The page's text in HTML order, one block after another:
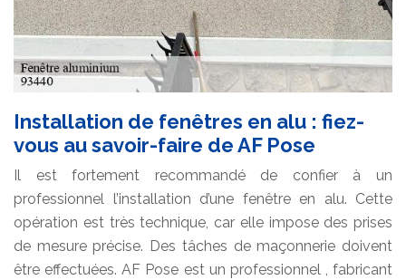
Installation de fenêtres en alu : fiez-
vous au savoir-faire de AF Pose
Il est fortement recommandé de confier à un
professionnel l’installation d’une fenêtre en alu. Cette
opération est très technique, car elle impose des prises
de mesure précise. Des tâches de maçonnerie doivent
être effectuées. AF Pose est un professionnel , fabricant